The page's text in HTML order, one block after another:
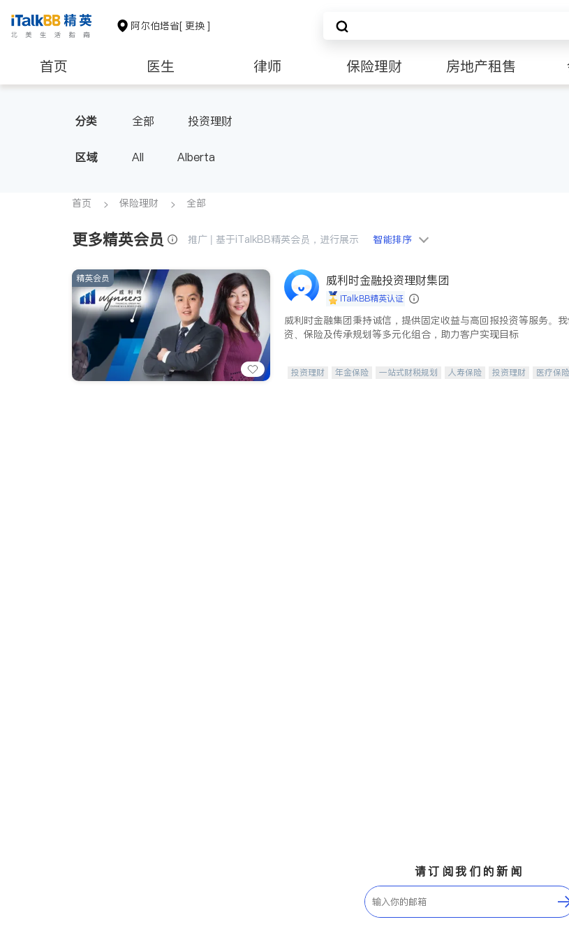
阿尔伯塔省[ 更换 ]
首页 医生 律师 保险理财 房地产租售
分类 全部 投资理财
区域 All Alberta
首页 保险理财 全部
更多精英会员 推广 | 基于iTalkBB精英会员，进行展示 智能排序
精英会员 威利时金融投资理财集团
iTalkBB精英认证
威利时金融集团秉持诚信，提供固定收益与高回报投资等服务。
资、保险及传承规划等多元化组合，助力客户实现目标
投资理财 年金保险 一站式财税规划 人寿保险 投资理财 医疗保险
请订阅我们的新闻